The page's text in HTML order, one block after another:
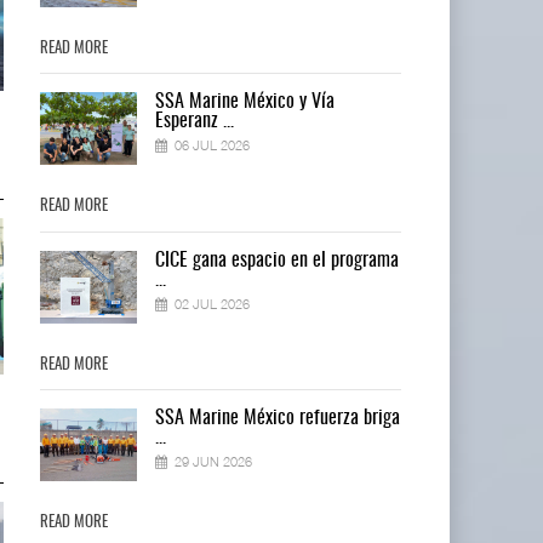
AMANAC, treinta y nueve años
navegando el cam ...
05 AGO 2026
carga suelta y s ...
05 AGO 2026
carga suelta y s ...
READ MORE
SSA Marine México y Vía
Esperanz ...
06 JUL 2026
READ MORE
CICE gana espacio en el programa
02 JUL 2026
READ MORE
SSA Marine México refuerza briga
...
29 JUN 2026
READ MORE